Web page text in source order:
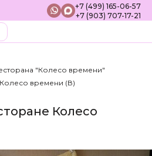
+7 (499) 165-06-57
+7 (903) 707-17-21
"Колесо времени"
времени (В)
Колесо